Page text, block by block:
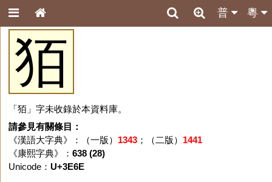
粵
普
㹮
「㹮」字未收錄於本資料庫。
請參見有關條目：
《漢語大字典》：（一版） 1343；（二版） 1441
《康熙字典》： 638 (28)
Unicode： U+3E6E